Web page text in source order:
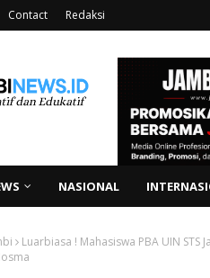
Contact Redaksi
NASIONAL
Luarbiasa ! Mahasiswa PBA UIN